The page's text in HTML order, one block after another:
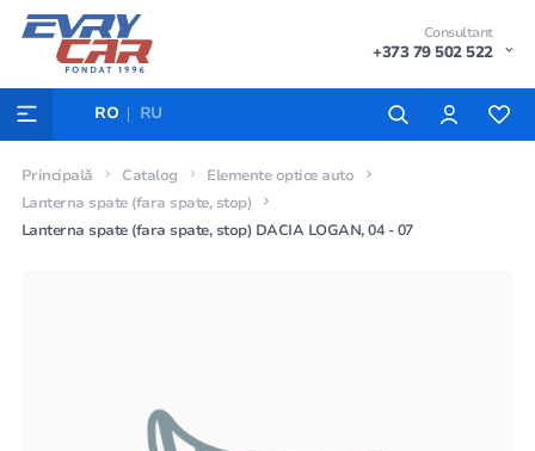
Consultant
+373 79 502 522
RO RU
Principală Catalog
Elemente optice auto
Lanterna spate (fara spate, stop)
Lanterna spate (fara spate, stop) DACIA LOGAN, 04 - 07